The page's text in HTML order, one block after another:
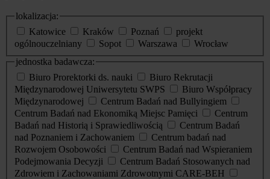
lokalizacja:
Katowice
Kraków Poznań
projekt
ogólnouczelniany
Sopot Warszawa
Wrocław
jednostka badawcza:
Biuro Prorektorki ds. nauki
Biuro Rekrutacji
Międzynarodowej Uniwersytetu SWPS
Biuro Współpracy
Międzynarodowej
Centrum Badań nad Bullyingiem
Centrum Badań nad Ekonomiką Miejsc Pamięci
Centrum
Badań nad Historią i Sprawiedliwością
Centrum Badań
nad Poznaniem i Zachowaniem
Centrum badań nad
Rozwojem Osobowości
Centrum Badań nad Wspieraniem
Podejmowania Decyzji
Centrum Badań Stosowanych nad
Zdrowiem i Zachowaniami Zdrowotnymi CARE-BEH